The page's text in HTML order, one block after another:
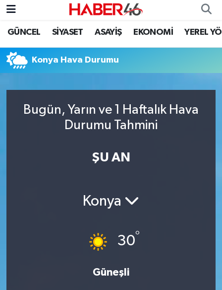
GÜNCEL SİYASET ASAYİŞ EKONOMİ YEREL
Konya Hava Durumu
Bugün, Yarın ve 1 Haftalık Hava
Durumu Tahmini
ŞU AN
Konya
30°
Güneşli
GÜNCEL
SİYASET
EKONOMİ
SPOR
İLÇE HABERLERİ
Nöbetçi Eczaneler
Hava Durumu
Kahramanmaraş Namaz Vakitleri
Trafik Durumu